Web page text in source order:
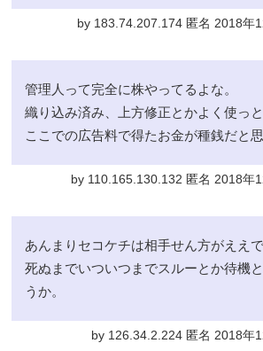
by 183.74.207.174 匿名 2018年
管理人って完全に株やってるよな。
織り込み済み、上方修正とかよく使っと
ここでの広告料で得たお金が種銭だと
by 110.165.130.132 匿名 2018年
あんまりセコケチは相手せん方がええで
死ぬまでいついつまでスルーとか待機
うか。
by 126.34.2.224 匿名 2018年